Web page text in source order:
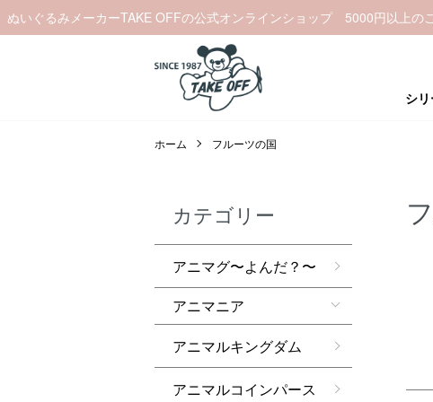
ぬいぐるみメーカーTAKE OFFの公式オンラインショップ 5000円以上の
シ
ホーム フルーツの国
カテゴリー
アニマグ〜よんだ？〜
アニマニア
アニマルキングダム
アニマルコインパース